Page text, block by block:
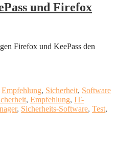
und Firefox
Firefox und KeePass den
Empfehlung, Sicherheit, Software
, Empfehlung, IT-
, Sicherheits-Software, Test,